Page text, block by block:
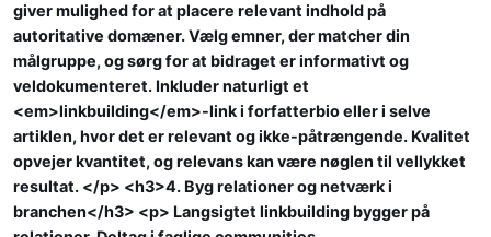
giver mulighed for at placere relevant indhold på
autoritative domæner. Vælg emner, der matcher din
målgruppe, og sørg for at bidraget er informativt og
veldokumenteret. Inkluder naturligt et
<em>linkbuilding</em>-link i forfatterbio eller i selve
artiklen, hvor det er relevant og ikke-påtrængende. Kvalitet
opvejer kvantitet, og relevans kan være nøglen til vellykket
resultat. </p> <h3>4. Byg relationer og netværk i
branchen</h3> <p> Langsigtet linkbuilding bygger på